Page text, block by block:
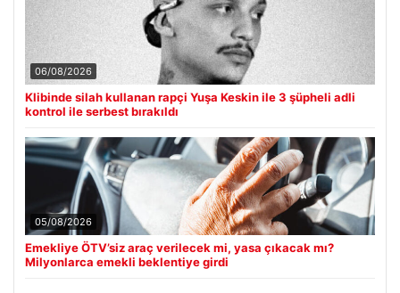
06/08/2026
Klibinde silah kullanan rapçi Yuşa Keskin ile 3 şüpheli adli
kontrol ile serbest bırakıldı
05/08/2026
Emekliye ÖTV’siz araç verilecek mi, yasa çıkacak mı?
Milyonlarca emekli beklentiye girdi